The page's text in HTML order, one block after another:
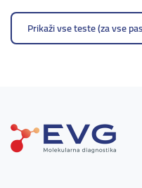
Prikaži vse teste (za vse